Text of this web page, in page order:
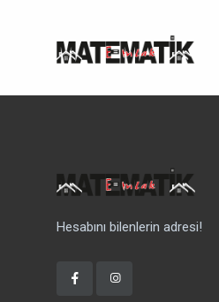
Hesabını bilenlerin adresi!